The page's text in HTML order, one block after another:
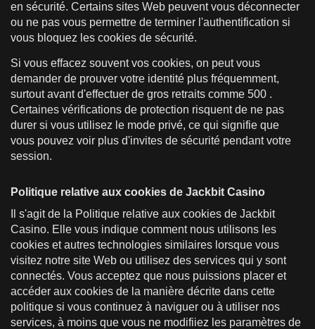
en sécurité. Certains sites Web peuvent vous déconnecter
ou ne pas vous permettre de terminer l'authentification si
vous bloquez les cookies de sécurité.
Si vous effacez souvent vos cookies, on peut vous
demander de prouver votre identité plus fréquemment,
surtout avant d'effectuer de gros retraits comme 500 .
Certaines vérifications de protection risquent de ne pas
durer si vous utilisez le mode privé, ce qui signifie que
vous pouvez voir plus d'invites de sécurité pendant votre
session.
Politique relative aux cookies de Jackbit Casino
Il s'agit de la Politique relative aux cookies de Jackbit
Casino. Elle vous indique comment nous utilisons les
cookies et autres technologies similaires lorsque vous
visitez notre site Web ou utilisez des services qui y sont
connectés. Vous acceptez que nous puissions placer et
accéder aux cookies de la manière décrite dans cette
politique si vous continuez à naviguer ou à utiliser nos
services, à moins que vous ne modifiiez les paramètres de